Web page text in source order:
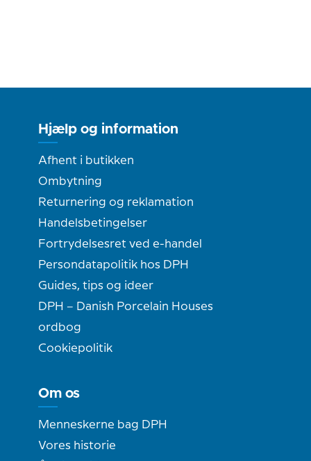
Hjælp og information
Afhent i butikken
Ombytning
Returnering og reklamation
Handelsbetingelser
Fortrydelsesret ved e-handel
Persondatapolitik hos DPH
Guides, tips og ideer
DPH – Danish Porcelain Houses
ordbog
Cookiepolitik
Om os
Menneskerne bag DPH
Vores historie